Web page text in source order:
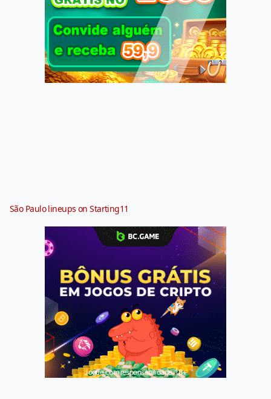
São Paulo lineups on Starting11
Jogue com responsabilidade. 18+